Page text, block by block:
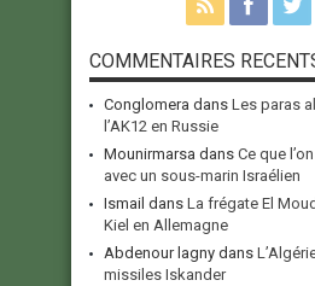
COMMENTAIRES
Conglomera dans Les paras
l’AK12 en Russie
Mounirmarsa dans Ce que
avec un sous-marin Israélien
Ismail dans La frégate El
Kiel en Allemagne
Abdenour lagny dans
missiles Iskander